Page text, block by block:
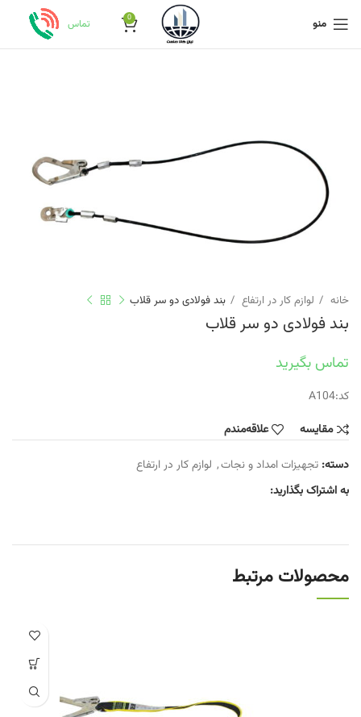
منو 0 تماس
خانه لوازم کار در ارتفاع بند فولادی دو سر قلاب
بند فولادی دو سر قلاب
تماس بگیرید
کد:A104
مقایسه
علاقه‌مندم
دسته: تجهیزات امداد و نجات, لوازم کار در ارتفاع
به اشتراک بگذارید:
محصولات مرتبط